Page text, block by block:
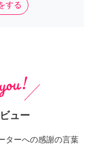
する
ュー
ターへの感謝の言葉